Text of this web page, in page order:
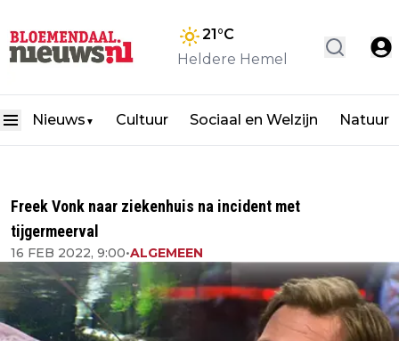
21°C
Heldere Hemel
Nieuws ▼ Cultuur Sociaal en Welzijn Natuur
Freek Vonk naar ziekenhuis na incident met
tijgermeerval
16 FEB 2022, 9:00•ALGEMEEN